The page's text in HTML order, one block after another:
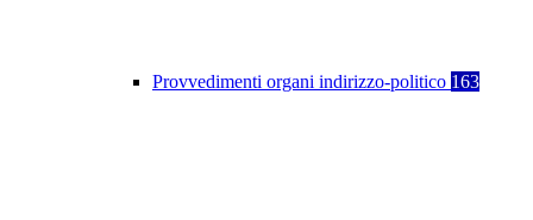
Provvedimenti organi indirizzo-politico 163